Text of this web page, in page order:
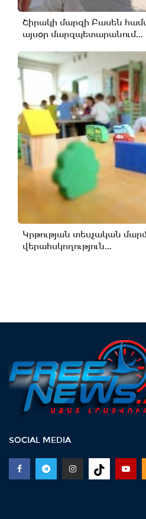
Շիրակի մարզի Բասեն
այսօր մարզպետարանում...
Կրթության տեսչական
վերահսկողություն...
SOCIAL MEDIA